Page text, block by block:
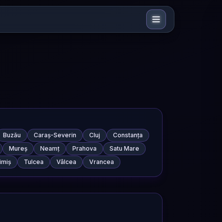
Buzău Caraș-Severin Cluj
Constanța
Mureș
Neamț Prahova
Satu Mare
Tulcea Vâlcea Vrancea